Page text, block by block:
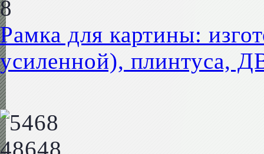
Рамка для картины:
усиленной), плинтуса,